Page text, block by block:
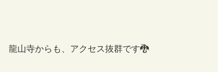
龍山寺からも、アクセス抜群です🐉